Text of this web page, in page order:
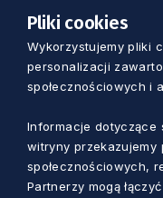
GOSPODARKA
pomorskich
pandemii
Aleksander
Pliki cookies
Wykorzystujemy pliki
personalizacji
społecznościowych i
Informacje dotyczące
witryny przekazujemy
społecznościowych,
Partnerzy mogą